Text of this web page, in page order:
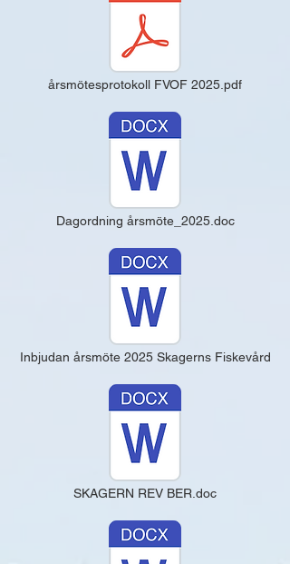
årsmötesprotokoll FVOF 2025.pdf
Dagordning årsmöte_2025.doc
Inbjudan årsmöte 2025 Skagerns Fiskevård
SKAGERN REV BER.doc